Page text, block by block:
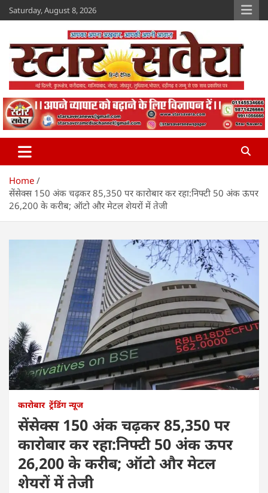
Skip
to
Saturday, August 8, 2026
Star Savera
www.starsavera.com
Home
सेंसेक्स 150 अंक चढ़कर 85,350 पर कारोबार कर रहा:निफ्टी 50 अंक ऊपर
26,200 के करीब; ऑटो और मेटल शेयरों में तेजी
कारोबार ट्रेंडिंग न्यूज
सेंसेक्स 150 अंक चढ़कर 85,350 पर
कारोबार कर रहा:निफ्टी 50 अंक ऊपर
26,200 के करीब; ऑटो और मेटल
शेयरों में तेजी